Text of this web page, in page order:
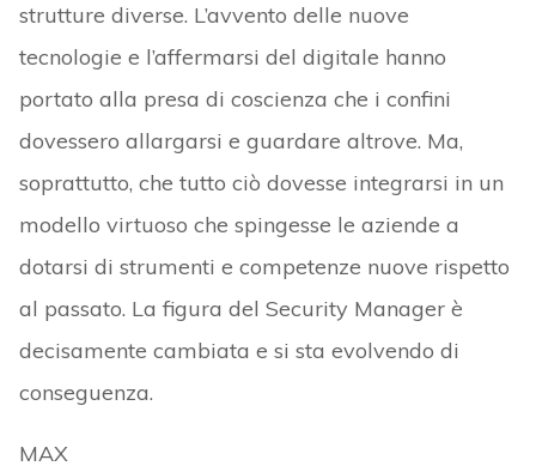
strutture diverse. L’avvento delle nuove
tecnologie e l’affermarsi del digitale hanno
portato alla presa di coscienza che i confini
dovessero allargarsi e guardare altrove. Ma,
soprattutto, che tutto ciò dovesse integrarsi in un
modello virtuoso che spingesse le aziende a
dotarsi di strumenti e competenze nuove rispetto
al passato. La figura del Security Manager è
decisamente cambiata e si sta evolvendo di
conseguenza.
MAX